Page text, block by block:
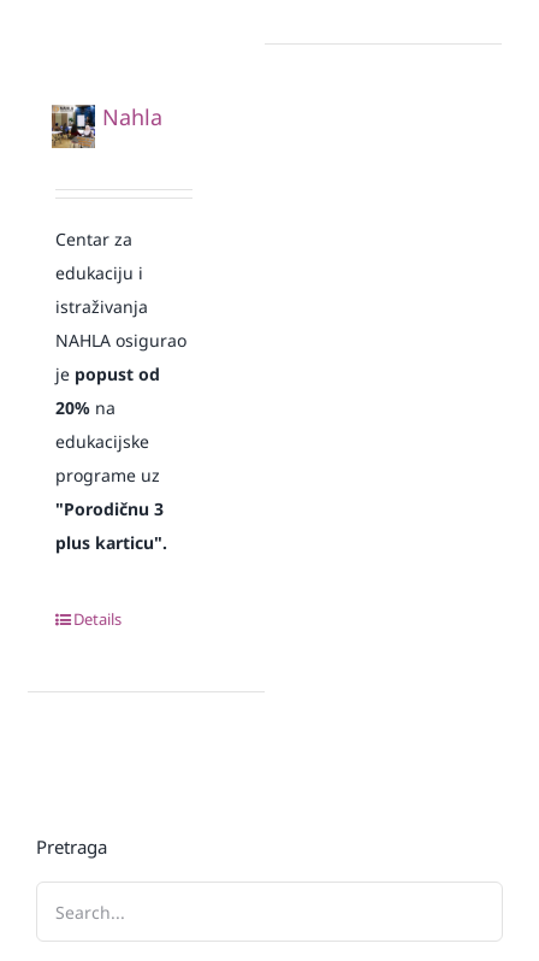
Nahla
Centar za
edukaciju i
istraživanja
NAHLA osigurao
je popust od
20% na
edukacijske
programe uz
"Porodičnu 3
plus karticu".
Details
Pretraga